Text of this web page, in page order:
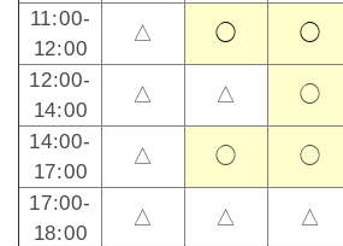
11:00-
12:00
△ ◯ ◯
12:00-
14:00
△ △ ◯
14:00-
17:00
△ ◯ ◯
17:00-
18:00
△ △ △